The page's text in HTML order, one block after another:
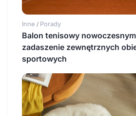
Inne / Porady
Balon tenisowy
zadaszenie zewnętrznych
sportowych